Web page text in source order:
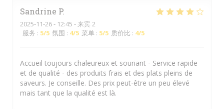
Sandrine P
2025-11-26- 12:45 - 来宾 2
服务 : 5/5 氛围 : 4/5 菜单 : 5/5 质价比 : 4/5
Accueil toujours chaleureux et souriant - Service rapide
et de qualité - des produits frais et des plats pleins de
saveurs. Je conseille. Des prix peut-être un peu élevé
mais tant que la qualité est là.